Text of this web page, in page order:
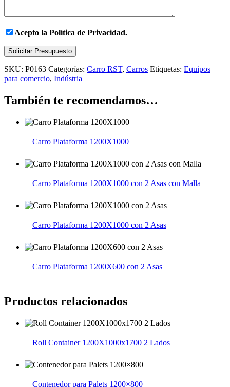
Acepto la Política de Privacidad.
Solicitar Presupuesto
SKU: P0163 Categorías: Carro RST, Carros Etiquetas: Equipos
para comercio, Indústria
También te recomendamos…
Carro Plataforma 1200X1000
Carro Plataforma 1200X1000 con 2 Asas con Malla
Carro Plataforma 1200X1000 con 2 Asas
Carro Plataforma 1200X600 con 2 Asas
Productos relacionados
Roll Container 1200X1000x1700 2 Lados
Contenedor para Palets 1200×800